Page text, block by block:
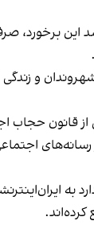
این برخورد،
و
قانون
رسانه‌های
به
کرده‌اند.